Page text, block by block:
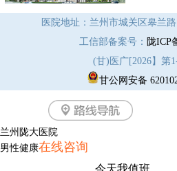
医院地址：兰州市城关区皋兰
工信部备案号： 陇ICP
(甘)医广[2026】第
甘公网安备
兰州陇大医院
男性健康在线咨询
今天我值班